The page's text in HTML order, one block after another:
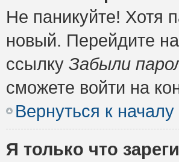
Не паникуйте! Хотя
новый. Перейдите
ссылку Забыли
сможете войти на
Вернуться к началу
Я только что